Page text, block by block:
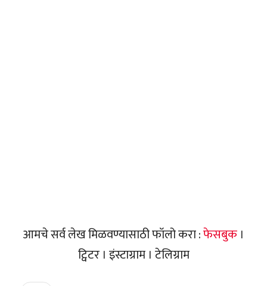
आमचे सर्व लेख मिळवण्यासाठी फॉलो करा :फेसबुक ।
ट्विटर । इंस्टाग्राम । टेलिग्राम